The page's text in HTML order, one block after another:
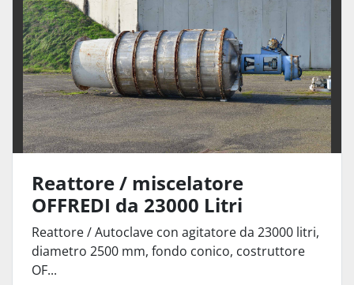
Reattore / miscelatore
OFFREDI da 23000 Litri
Reattore / Autoclave con agitatore da 23000 litri,
diametro 2500 mm, fondo conico, costruttore
OF...